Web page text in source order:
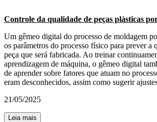
Controle da qualidade de peças plásticas
Um gêmeo digital do processo de moldagem
os parâmetros do processo físico para prever a
peça que será fabricada. Ao treinar
aprendizagem de máquina, o gêmeo digital
de aprender sobre fatores que atuam no
eram desconhecidos, assim como sugerir
21/05/2025
Leia mais